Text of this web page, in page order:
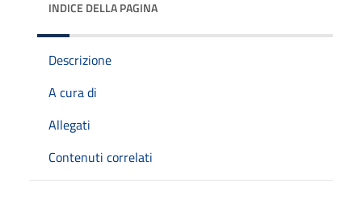
INDICE DELLA PAGINA
Descrizione
A cura di
Allegati
Contenuti correlati